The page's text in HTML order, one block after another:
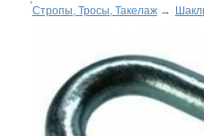
Стропы, Тросы, Такелаж→